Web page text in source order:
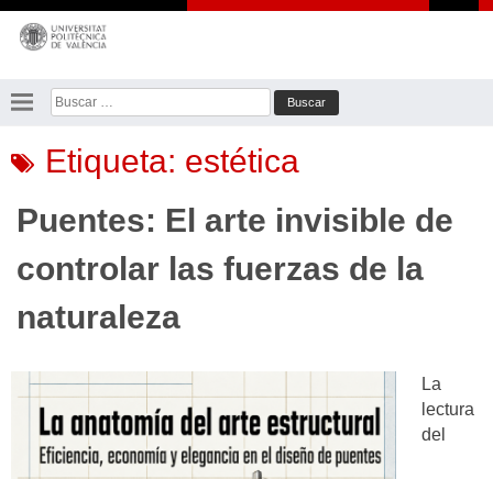
Saltar
contenido
Buscar:
Etiqueta: estética
Puentes: El arte invisible de
controlar las fuerzas de la
naturaleza
La
lectura
del